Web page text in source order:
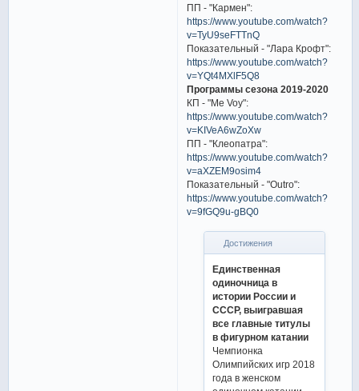
ПП - "Кармен":
https://www.youtube.com/watch?
v=TyU9seFTTnQ
Показательный - "Лара Крофт":
https://www.youtube.com/watch?
v=YQt4MXlF5Q8
Программы сезона 2019-2020
КП - "Me Voy":
https://www.youtube.com/watch?
v=KIVeA6wZoXw
ПП - "Клеопатра":
https://www.youtube.com/watch?
v=aXZEM9osim4
Показательный - "Outro":
https://www.youtube.com/watch?
v=9fGQ9u-gBQ0
Достижения
Единственная
одиночница в
истории России и
СССР, выигравшая
все главные титулы
в фигурном катании
Чемпионка
Олимпийских игр 2018
года в женском